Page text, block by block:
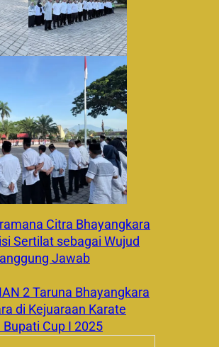
Citra Bhayangkara
Sertilat sebagai Wujud
Jawab
2 Taruna Bhayangkara
di Kejuaraan Karate
Cup I 2025